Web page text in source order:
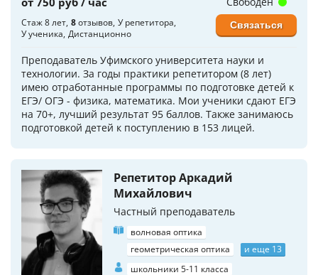
Стаж 8 лет 8отзывов У репетитора
У ученика Дистанционно
Преподаватель Уфимского университета науки и
технологии. За годы практики репетитором (8 лет)
имею отработанные программы по подготовке детей к
ЕГЭ/ ОГЭ - физика, математика. Мои ученики сдают ЕГЭ
на 70+, лучший результат 95 баллов. Также занимаюсь
подготовкой детей к поступлению в 153 лицей.
Связаться
Репетитор Аркадий
Михайлович
Частный преподаватель
волновая оптика
геометрическая оптика
и еще 13
школьники 5-11 класса